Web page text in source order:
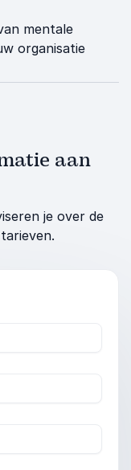
mentale
organisatie
aan
je over de